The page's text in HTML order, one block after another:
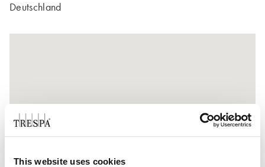
This website uses cookies
Deutschland